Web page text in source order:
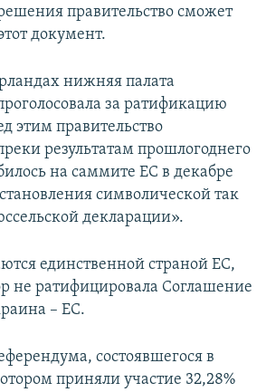
КРЫМА
правительство сможет
документ.
нижняя палата
за ратификацию
этим правительство
результатам прошлогоднего
на саммите ЕС в декабре
символической так
декларации».
единственной страной ЕС,
не ратифицировала Соглашение
– ЕС.
состоявшегося в
приняли участие 32,28%